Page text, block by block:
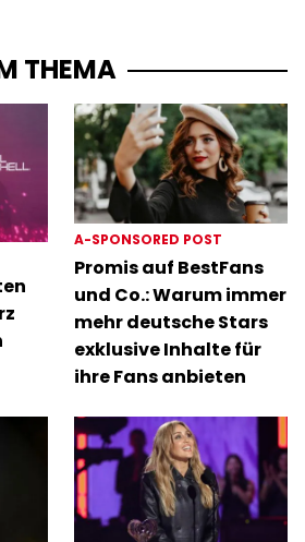
THEMA
A-SPONSORED POST
Promis auf BestFans
und Co.: Warum immer
mehr deutsche Stars
exklusive Inhalte für
ihre Fans anbieten